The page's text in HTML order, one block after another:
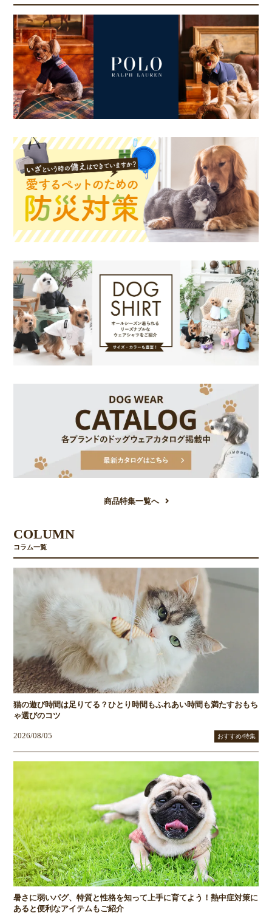
商品特集一覧へ
COLUMN
コラム一覧
猫の遊び時間は足りてる？ひとり時間もふれあい時間も満たすおもち
ゃ選びのコツ
2026/08/05 おすすめ/特集
暑さに弱いパグ、特質と性格を知って上手に育てよう！熱中症対策に
あると便利なアイテムもご紹介